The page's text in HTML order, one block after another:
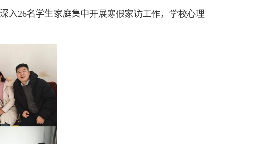
深入26名学生家庭集中开展寒假家访工作， 学校心理